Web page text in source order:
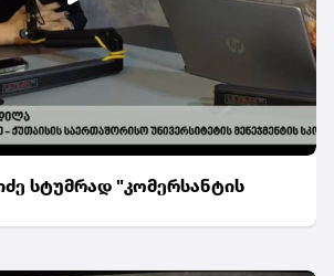
სტუმრად "კომერსანტის